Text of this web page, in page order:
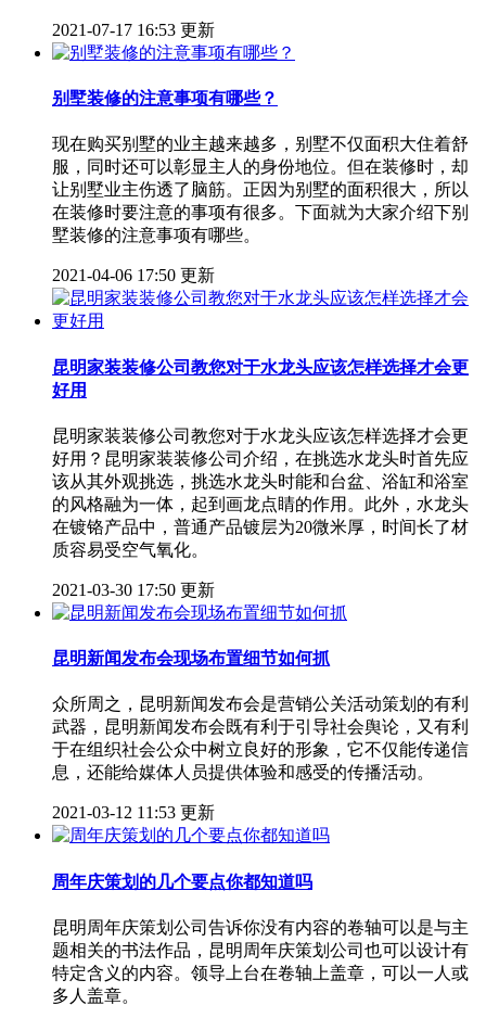
2021-07-17 16:53 更新
别墅装修的注意事项有哪些？
现在购买别墅的业主越来越多，别墅不仅面积大住着舒
服，同时还可以彰显主人的身份地位。但在装修时，却
让别墅业主伤透了脑筋。正因为别墅的面积很大，所以
在装修时要注意的事项有很多。下面就为大家介绍下别
墅装修的注意事项有哪些。
2021-04-06 17:50 更新
昆明家装装修公司教您对于水龙头应该怎样选择才会更
好用
昆明家装装修公司教您对于水龙头应该怎样选择才会更
好用？昆明家装装修公司介绍，在挑选水龙头时首先应
该从其外观挑选，挑选水龙头时能和台盆、浴缸和浴室
的风格融为一体，起到画龙点睛的作用。此外，水龙头
在镀铬产品中，普通产品镀层为20微米厚，时间长了材
质容易受空气氧化。
2021-03-30 17:50 更新
昆明新闻发布会现场布置细节如何抓
众所周之，昆明新闻发布会是营销公关活动策划的有利
武器，昆明新闻发布会既有利于引导社会舆论，又有利
于在组织社会公众中树立良好的形象，它不仅能传递信
息，还能给媒体人员提供体验和感受的传播活动。
2021-03-12 11:53 更新
周年庆策划的几个要点你都知道吗
昆明周年庆策划公司告诉你没有内容的卷轴可以是与主
题相关的书法作品，昆明周年庆策划公司​也可以设计有
特定含义的内容。领导上台在卷轴上盖章，可以一人或
多人盖章。